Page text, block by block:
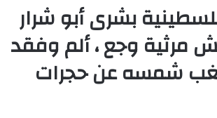
بشرى أبو شرار
مرثية وجع ، ألم وفقد
شمسه عن حجرات